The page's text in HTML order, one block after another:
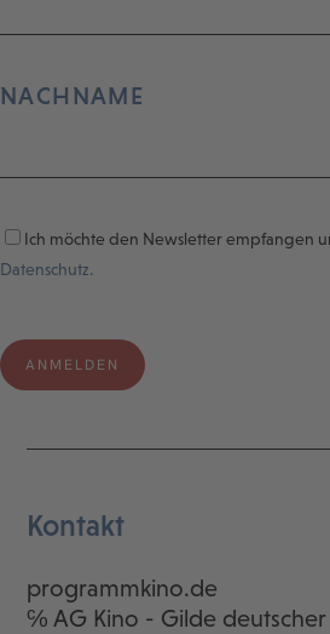
NACHNAME
Ich möchte den Newsletter empfangen
Datenschutz.
Kontakt
programmkino.de
℅ AG Kino - Gilde deutscher